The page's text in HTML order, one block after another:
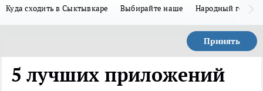
Куда сходить в Сыктывкаре Выбирайте наше Народный герой
Принять
5 лучших приложений